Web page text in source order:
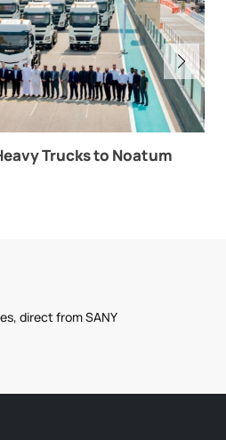
Trucks to Noatum
direct from SANY